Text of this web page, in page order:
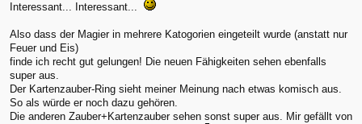
Interessant... Interessant...
Also dass der Magier in mehrere Katogorien eingeteilt wurde (anstatt nur
Feuer und Eis)
finde ich recht gut gelungen! Die neuen Fähigkeiten sehen ebenfalls
super aus.
Der Kartenzauber-Ring sieht meiner Meinung nach etwas komisch aus.
So als würde er noch dazu gehören.
Die anderen Zauber+Kartenzauber sehen sonst super aus. Mir gefällt von